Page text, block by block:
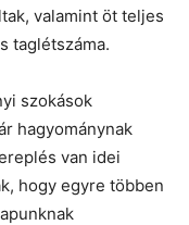
valamint öt teljes
taglétszáma.
szokások
hagyománynak
van idei
hogy egyre többen